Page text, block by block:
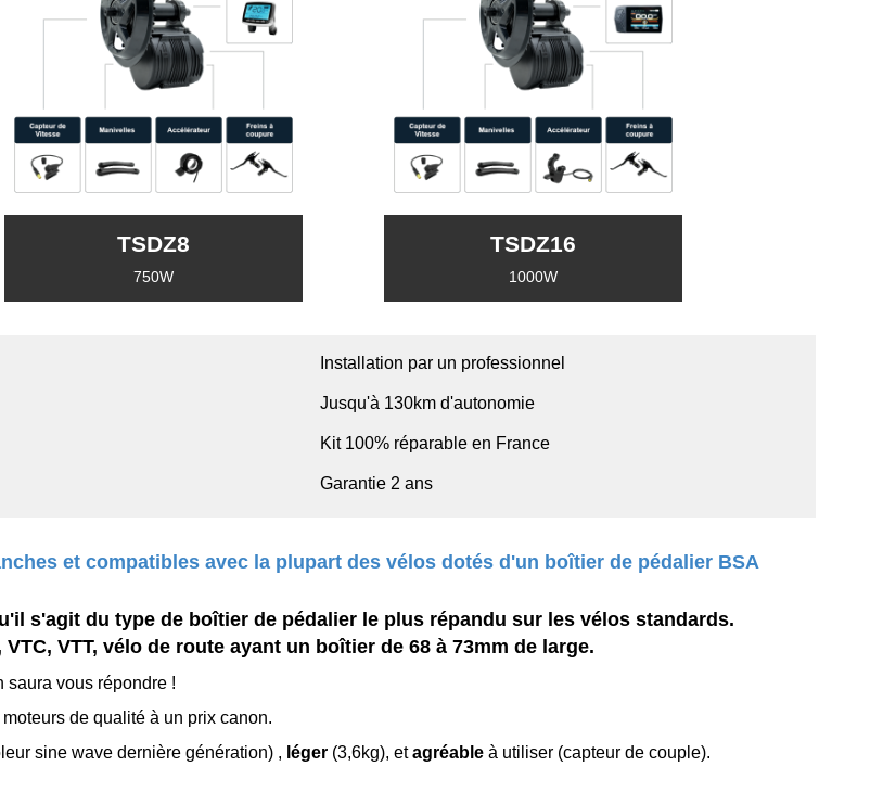
TSDZ8
750W
TSDZ16
1000W
Installation par un professionnel
Jusqu'à 130km d'autonomie
Kit 100% réparable en France
Garantie 2 ans
et compatibles avec la plupart des vélos dotés d'un boîtier de pédalier BSA
s'agit du type de boîtier de pédalier le plus répandu sur les vélos standards.
VTT, vélo de route ayant un boîtier de 68 à 73mm de large.
saura vous répondre !
de qualité à un prix canon.
sine wave dernière génération) , léger (3,6kg), etagréable à utiliser (capteur de couple).